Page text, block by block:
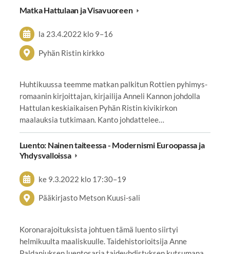
Matka Hattulaan ja Visavuoreen
la 23.4.2022 klo 9–16
Pyhän Ristin kirkko
Huhtikuussa teemme matkan palkitun Rottien pyhimys-
romaanin kirjoittajan, kirjailija Anneli Kannon johdolla
Hattulan keskiaikaisen Pyhän Ristin kivikirkon
maalauksia tutkimaan. Kanto johdattelee…
Luento: Nainen taiteessa - Modernismi Euroopassa ja
Yhdysvalloissa
ke 9.3.2022 klo 17:30–19
Pääkirjasto Metson Kuusi-sali
Koronarajoituksista johtuen tämä luento siirtyi
helmikuulta maaliskuulle. Taidehistorioitsija Anne